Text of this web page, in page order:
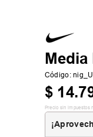
Media
Código:
$ 14.
Precio sin impuestos